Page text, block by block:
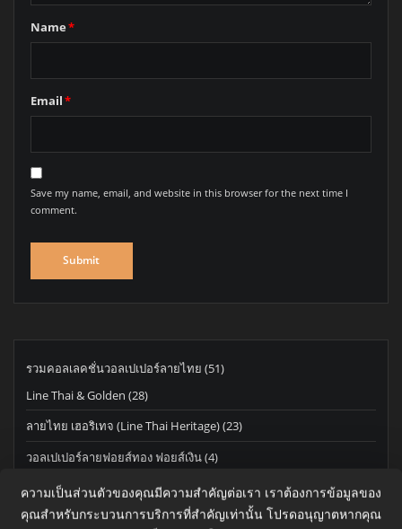
ความเป็นส่วนตัวของคุณมีความสำคัญต่อเรา เราต้องการข้อมูลของ
คุณสำหรับกระบวนการบริการที่สำคัญเท่านั้น โปรดอนุญาตหากคุณ
Name*
Email*
Save my name, email, and website in this browser for the next time I
comment.
รวมคอลเลคชั่นวอลเปเปอร์ลายไทย 5151
Line Thai & Golden 2828
products
ลายไทย เฮอริเทจ (Line Thai Heritage) 2323
products
วอลเปเปอร์ลายฟอยส์ทอง ฟอยส์เงิน 44
วอลเปเปอร์ลายดอกพุดตาน, ดอกบัวแก้ว 77
products
วอลเปเปอร์ลายเทพนม 66